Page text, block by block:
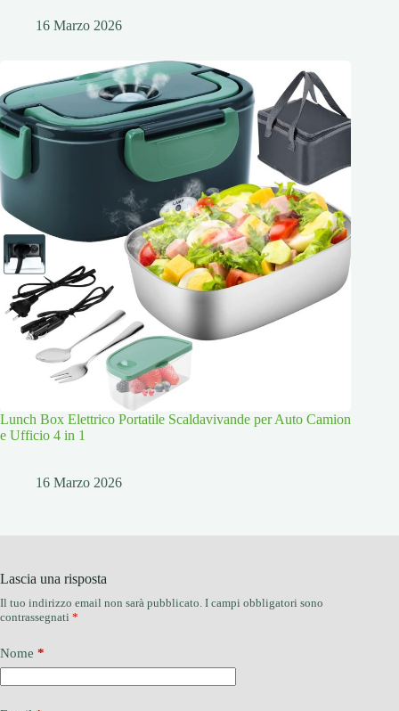
16 Marzo 2026
Lunch Box Elettrico Portatile Scaldavivande per Auto Camion
e Ufficio 4 in 1
16 Marzo 2026
Lascia una risposta
Il tuo indirizzo email non sarà pubblicato. I campi obbligatori sono
contrassegnati *
Nome *